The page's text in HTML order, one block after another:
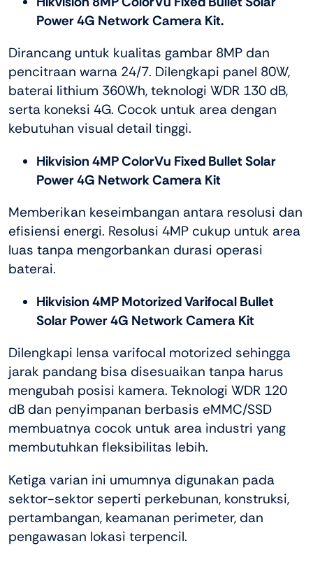
Power 4G Network Camera Kit.
Dirancang untuk kualitas gambar 8MP dan
pencitraan warna 24/7. Dilengkapi panel 80W,
baterai lithium 360Wh, teknologi WDR 130 dB,
serta koneksi 4G. Cocok untuk area dengan
kebutuhan visual detail tinggi.
Hikvision 4MP ColorVu Fixed Bullet Solar
Power 4G Network Camera Kit
Memberikan keseimbangan antara resolusi dan
efisiensi energi. Resolusi 4MP cukup untuk area
luas tanpa mengorbankan durasi operasi
baterai.
Hikvision 4MP Motorized Varifocal Bullet
Solar Power 4G Network Camera Kit
Dilengkapi lensa varifocal motorized sehingga
jarak pandang bisa disesuaikan tanpa harus
mengubah posisi kamera. Teknologi WDR 120
dB dan penyimpanan berbasis eMMC/SSD
membuatnya cocok untuk area industri yang
membutuhkan fleksibilitas lebih.
Ketiga varian ini umumnya digunakan pada
sektor-sektor seperti perkebunan, konstruksi,
pertambangan, keamanan perimeter, dan
pengawasan lokasi terpencil.